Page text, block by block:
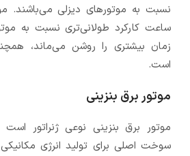
نسبت به موتورهای دیزلی می‌باشند.
ساعت کارکرد طولانی‌تری نسبت به
زمان بیشتری را روشن می‌ماند،
است.
موتور برق بنزینی
موتور برق بنزینی نوعی ژنراتور است
سوخت اصلی برای تولید انرژی